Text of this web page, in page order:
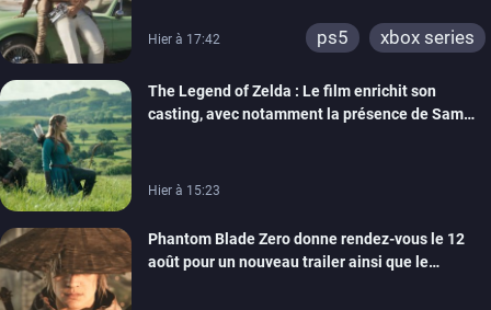
Hier à 17:42 ps5 xbox series
The Legend of Zelda : Le film enrichit son
casting, avec notamment la présence de Sam
Hier à 15:23
Phantom Blade Zero donne rendez-vous le 12
août pour un nouveau trailer ainsi que le